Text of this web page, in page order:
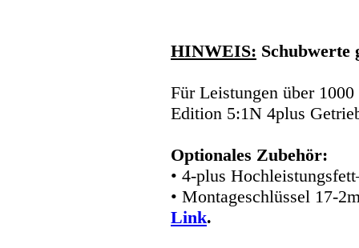
HINWEIS: Schubwerte
Für Leistungen über
Edition 5:1N 4plus
Optionales Zubehör:
• 4-plus
• Montageschlüssel 17-
Link.